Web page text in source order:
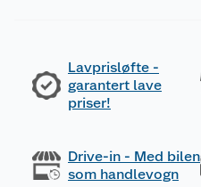
Lavprisløfte -
garantert lave
priser!
Drive-in - Med bilen
som handlevogn